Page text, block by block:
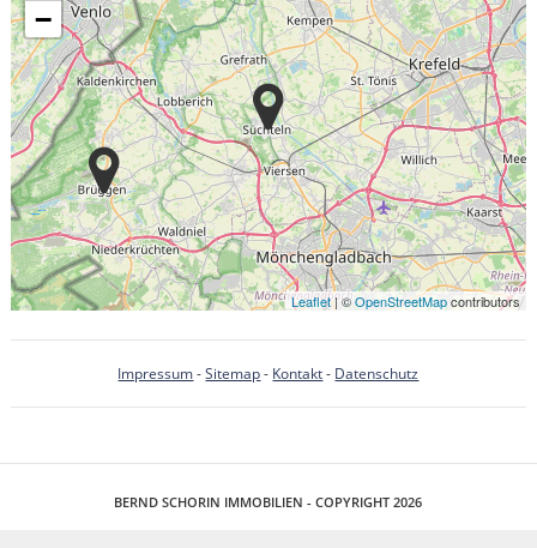
−
Leaflet| ©OpenStreetMapcontributors
Impressum-Sitemap- Kontakt- Datenschutz
BERND SCHORIN IMMOBILIEN - COPYRIGHT 2026